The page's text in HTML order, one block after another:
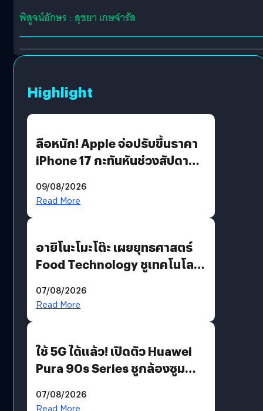
พิสูจน์อักษร : สุชยา เกษจำรัส
Highlight
ลือหนัก! Apple จ่อปรับขึ้นราคา
iPhone 17 กะทันหันช่วงสัปดาห์ที่
09/08/2026
Read More
อายิโนะโมะโต๊ะ เผยยุทธศาสตร์
Food Technology ชูเทคโนโลยี
บริโภคและ B2B
07/08/2026
Read More
ใช้ 5G ได้แล้ว! เปิดตัว Huawei
Pura 90s Series ชูกล้องซูม
07/08/2026
Read More